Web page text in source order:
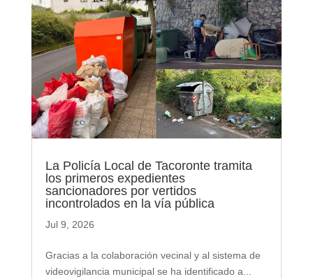
La Policía Local de Tacoronte tramita
los primeros expedientes
sancionadores por vertidos
incontrolados en la vía pública
Jul 9, 2026
Gracias a la colaboración vecinal y al sistema de
videovigilancia municipal se ha identificado a...